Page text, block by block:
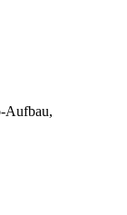
Aufbau,